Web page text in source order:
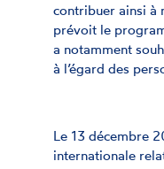
contribuer ainsi à
prévoit le
a notamment
à l’égard des
Le 13 décembre
internationale